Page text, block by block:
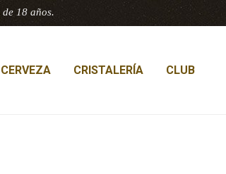
18 años.
CERVEZA CRISTALERÍA CLUB